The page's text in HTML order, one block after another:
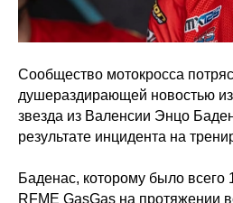
Сообщество мотокросса
душераздирающей новостью
звезда из Валенсии Энцо
результате инцидента на
Баденас, которому было всего
RFME GasGas на протяжении